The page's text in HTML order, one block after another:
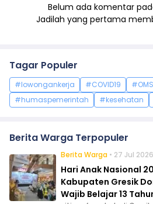
Belum ada komentar
Jadilah yang pertama
Tagar Populer
#lowongankerja #COVID19 #OMS
#humaspemerintah
#kesehatan
Berita Warga Terpopuler
Berita Warga • 27 Jul 2026
Hari Anak Nasional
Kabupaten Gresik
Wajib Belajar 13